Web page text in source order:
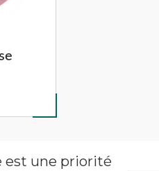
est une priorité